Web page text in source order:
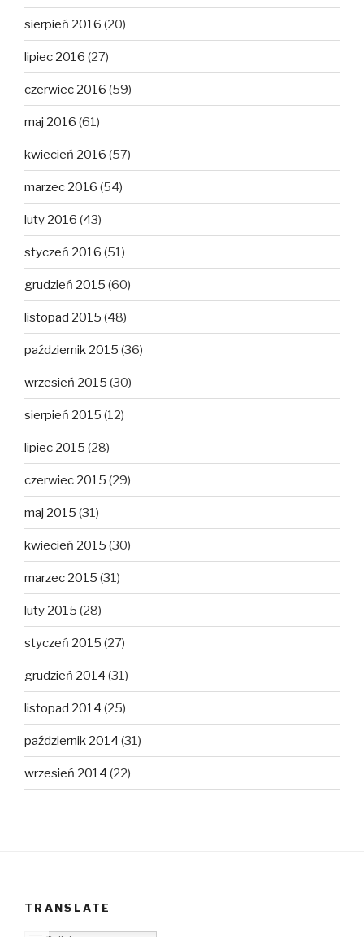
sierpień 2016 (20)
lipiec 2016 (27)
czerwiec 2016 (59)
maj 2016 (61)
kwiecień 2016 (57)
marzec 2016 (54)
luty 2016 (43)
styczeń 2016 (51)
grudzień 2015 (60)
listopad 2015 (48)
październik 2015 (36)
wrzesień 2015 (30)
sierpień 2015 (12)
lipiec 2015 (28)
czerwiec 2015 (29)
maj 2015 (31)
kwiecień 2015 (30)
marzec 2015 (31)
luty 2015 (28)
styczeń 2015 (27)
grudzień 2014 (31)
listopad 2014 (25)
październik 2014 (31)
wrzesień 2014 (22)
TRANSLATE